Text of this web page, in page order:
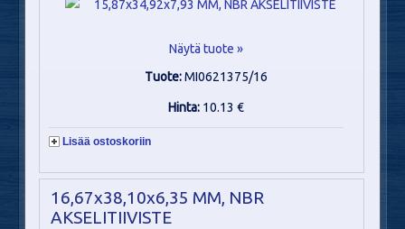
Näytä tuote »
Tuote:MI0621375/16
Hinta: 10.13 €
Lisää ostoskoriin
16,67x38,10x6,35 MM, NBR
AKSELITIIVISTE